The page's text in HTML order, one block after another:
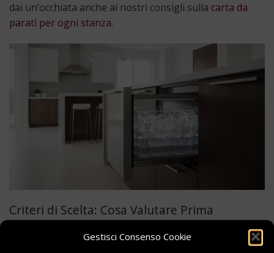
Gestisci Consenso Cookie
dai un’occhiata anche ai nostri consigli sulla carta da
parati per ogni stanza.
Criteri di Scelta: Cosa Valutare Prima
dell’Acquisto
Quale macchina ghiaccio scegliere per casa? Per trovare